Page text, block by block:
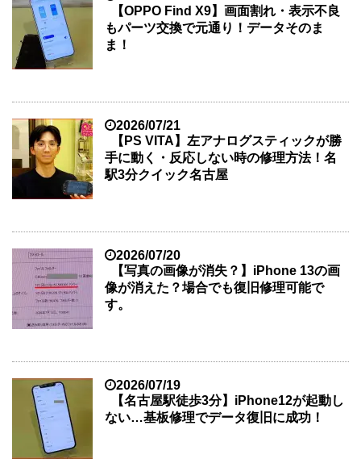
【OPPO Find X9】画面割れ・表示不良
もパーツ交換で元通り！データそのま
ま！
2026/07/21
【PS VITA】左アナログスティックが勝
手に動く・反応しない時の修理方法！名
駅3分クイック名古屋
2026/07/20
【写真の画像が消失？】iPhone 13の画
像が消えた？場合でも復旧修理可能で
す。
2026/07/19
【名古屋駅徒歩3分】iPhone12が起動し
ない…基板修理でデータ復旧に成功！